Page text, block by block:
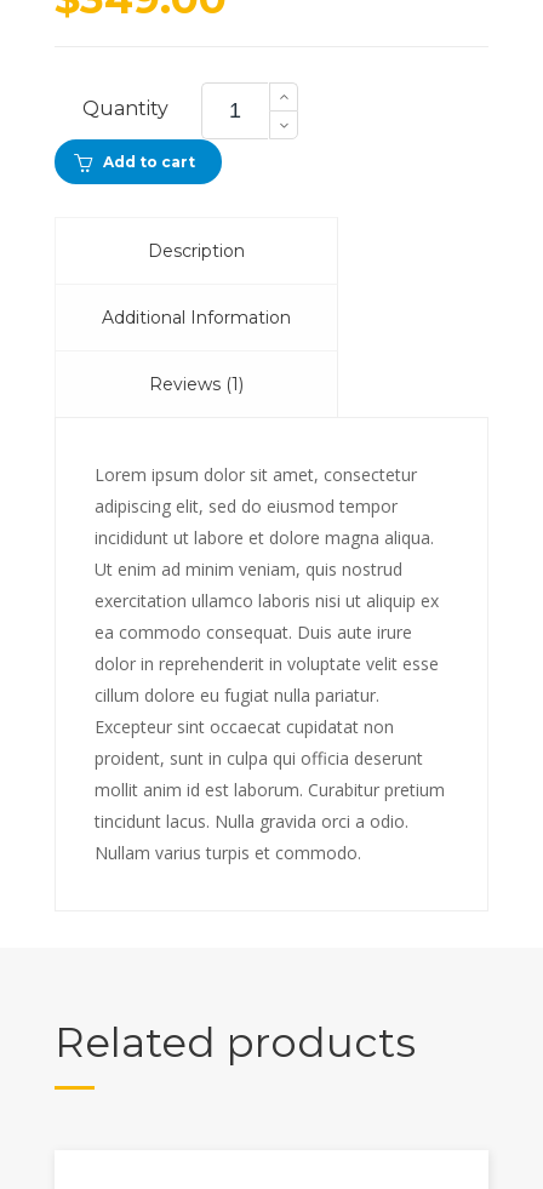
Quantity
SR8oi
Headphones
quantity
Add to cart
Description
Additional Information
Reviews (1)
Lorem ipsum dolor sit amet, consectetur
adipiscing elit, sed do eiusmod tempor
incididunt ut labore et dolore magna aliqua.
Ut enim ad minim veniam, quis nostrud
exercitation ullamco laboris nisi ut aliquip ex
ea commodo consequat. Duis aute irure
dolor in reprehenderit in voluptate velit esse
cillum dolore eu fugiat nulla pariatur.
Excepteur sint occaecat cupidatat non
proident, sunt in culpa qui officia deserunt
mollit anim id est laborum. Curabitur pretium
tincidunt lacus. Nulla gravida orci a odio.
Nullam varius turpis et commodo.
Related products